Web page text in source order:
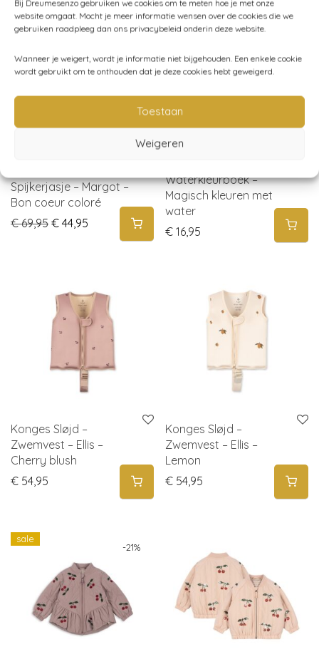
Bij Dreumesenzo gebruiken we cookies om te meten hoe je met onze
website omgaat. Mocht je meer informatie wensen over de cookies die we
gebruiken raadpleeg dan ons privacybeleid onderin deze website.
Wanneer je weigert, wordt je informatie niet bijgehouden. Een enkele cookie
wordt gebruikt om te onthouden dat je deze cookies hebt geweigerd.
Toestaan
Weigeren
-36%
sale
Spijkerjasje – Margot –
Bon coeur coloré
€69,95 Original price was: € 69,95.
€ 44,95 Current price is: € 44,95.
Waterkleurboek –
Magisch kleuren met
water
€ 16,95
Konges Sløjd –
Zwemvest – Ellis –
Cherry blush
€ 54,95
Konges Sløjd –
Zwemvest – Ellis –
Lemon
€ 54,95
-21%
sale